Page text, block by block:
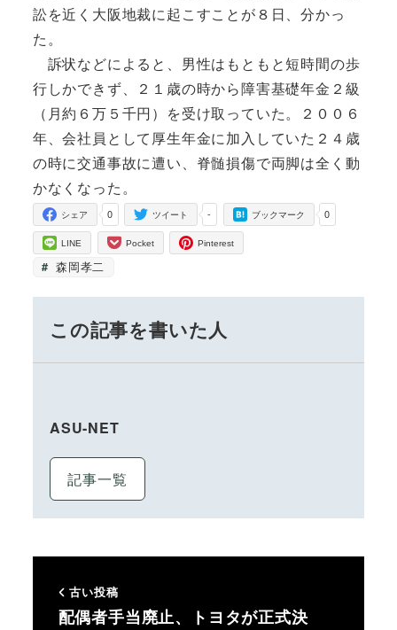
訟を近く大阪地裁に起こすことが８日、分かっ
た。
訴状などによると、男性はもともと短時間の歩
行しかできず、２１歳の時から障害基礎年金２級
（月約６万５千円）を受け取っていた。２００６
年、会社員として厚生年金に加入していた２４歳
の時に交通事故に遭い、脊髄損傷で両脚は全く動
かなくなった。
0
シェア -
ツイート 0
ブックマーク
LINE Pocket Pinterest
森岡孝二
この記事を書いた人
ASU-NET
記事一覧
古い投稿
配偶者手当廃止、トヨタが正式決